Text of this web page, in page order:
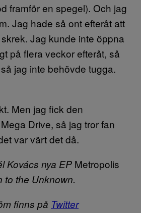
framför en spegel). Och jag
Jag hade så ont efteråt att
Jag kunde inte öppna
på flera veckor efteråt, så
jag inte behövde tugga.
Men jag fick den
Drive, så jag tror fan
var värt det då.
Kovács nya EP Metropolis
the Unknown.
finns på Twitter